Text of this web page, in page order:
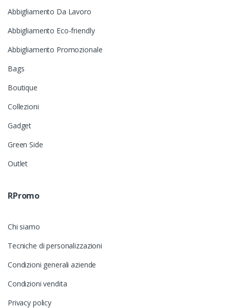
Abbigliamento Da Lavoro
Abbigliamento Eco-friendly
Abbigliamento Promozionale
Bags
Boutique
Collezioni
Gadget
Green Side
Outlet
RPromo
Chi siamo
Tecniche di personalizzazioni
Condizioni generali aziende
Condizioni vendita
Privacy policy